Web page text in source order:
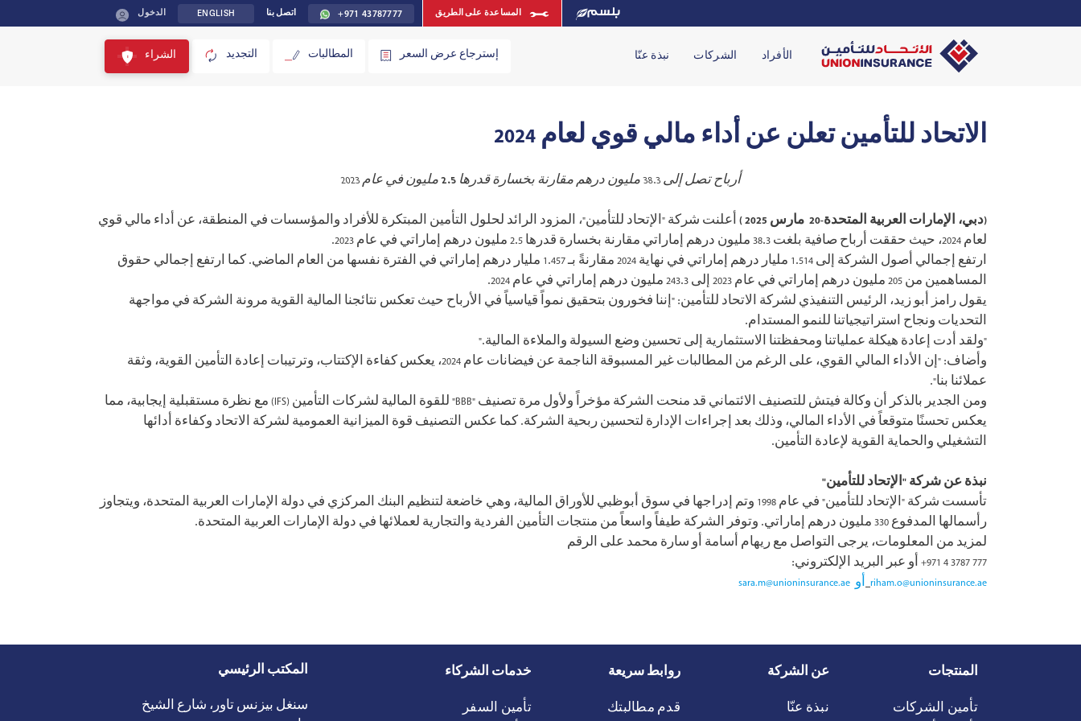
المساعدة على الطريق +971 43787777 اتصل بنا ENGLISH الدخول
الأفراد الشركات نبذة عنّا إسترجاع عرض السعر المطالبات التجديد الشراء
الاتحاد للتأمين تعلن عن أداء مالي قوي لعام 2024
أرباح تصل إلى 38.3مليون درهم مقارنة بخسارة قدرها 2.5مليون في عام 2023
(دبي، الإمارات العربية المتحدة-20 مارس 2025
) أعلنت شركة "الإتحاد للتأمين"، المزود الرائد لحلول التأمين المبتكرة للأفراد والمؤسسات في المنطقة، عن أداء مالي قوي
لعام 2024، حيث حققت أرباح صافية بلغت 38.3 مليون درهم إماراتي مقارنة بخسارة قدرها 2.5 مليون درهم إماراتي في عام 2023.
ارتفع إجمالي أصول الشركة إلى 1.514 مليار درهم إماراتي في نهاية 2024 مقارنةً بـ 1.457 مليار درهم إماراتي في الفترة نفسها من العام الماضي. كما ارتفع إجمالي حقوق
المساهمين من 205 مليون درهم إماراتي في عام 2023 إلى 243.3 مليون درهم إماراتي في عام 2024.
يقول رامز أبو زيد، الرئيس التنفيذي لشركة الاتحاد للتأمين: "إننا فخورون بتحقيق نمواً قياسياً في الأرباح حيث تعكس نتائجنا المالية القوية مرونة الشركة في مواجهة
التحديات ونجاح استراتيجياتنا للنمو المستدام.
"ولقد أدت إعادة هيكلة عملياتنا ومحفظتنا الاستثمارية إلى تحسين وضع السيولة والملاءة المالية."
وأضاف: "إن الأداء المالي القوي، على الرغم من المطالبات غير المسبوقة الناجمة عن فيضانات عام 2024، يعكس كفاءة الإكتتاب، وترتيبات إعادة التأمين القوية، وثقة
عملائنا بنا".
ومن الجدير بالذكر أن وكالة فيتش للتصنيف الائتماني قد منحت الشركة مؤخراً ولأول مرة تصنيف "BBB" للقوة المالية لشركات التأمين (IFS) مع نظرة مستقبلية إيجابية، مما
يعكس تحسنًا متوقعاً في الأداء المالي، وذلك بعد إجراءات الإدارة لتحسين ربحية الشركة. كما عكس التصنيف قوة الميزانية العمومية لشركة الاتحاد وكفاءة أدائها
التشغيلي والحماية القوية لإعادة التأمين.
نبذة عن شركة "الإتحاد للتأمين"
تأسست شركة "الإتحاد للتأمين" في عام 1998 وتم إدراجها في سوق أبوظبي للأوراق المالية، وهي خاضعة لتنظيم البنك المركزي في دولة الإمارات العربية المتحدة، ويتجاوز
رأسمالها المدفوع 330 مليون درهم إماراتي. وتوفر الشركة طيفاً واسعاً من منتجات التأمين الفردية والتجارية لعملائها في دولة الإمارات العربية المتحدة.
لمزيد من المعلومات، يرجى التواصل مع ريهام أسامة أو سارة محمد على الرقم
777 3787 4 971+ أو عبر البريد الإلكتروني:
riham.o@unioninsurance.ae
أو sara.m@unioninsurance.ae
المنتجات
تأمين الشركات
عن الشركة
نبذة عنّا
روابط سريعة
قدم مطالبتك
خدمات الشركاء
تأمين السفر
المكتب الرئيسي
سنغل بيزنس تاور، شارع الشيخ